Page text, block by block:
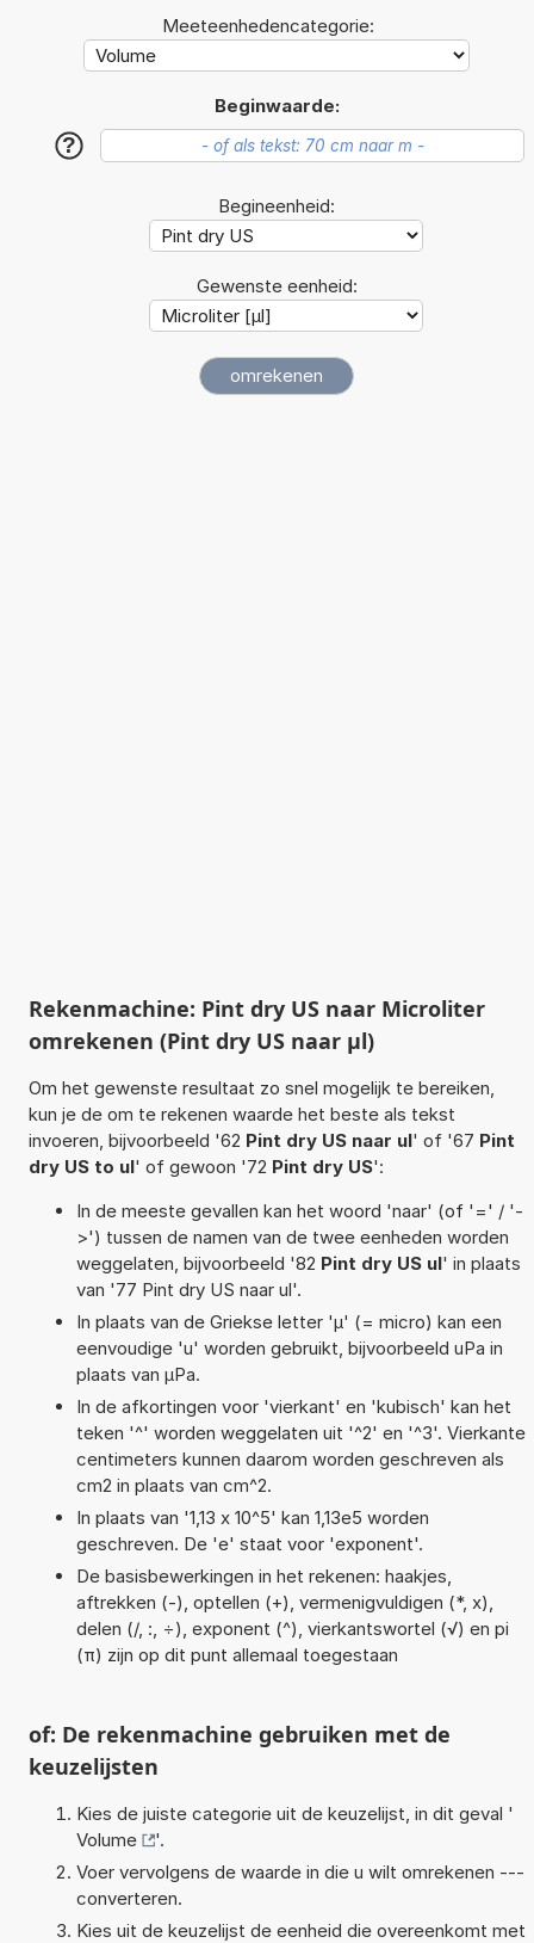
Meeteenhedencategorie:
Beginwaarde:
?
Begineenheid:
Gewenste eenheid:
Rekenmachine: Pint dry US naar Microliter
omrekenen (Pint dry US naar µl)
Om het gewenste resultaat zo snel mogelijk te bereiken,
kun je de om te rekenen waarde het beste als tekst
invoeren, bijvoorbeeld '62 Pint dry US naar ul' of '67 Pint
dry US to ul' of gewoon '72 Pint dry US':
In de meeste gevallen kan het woord 'naar' (of '=' / '-
>') tussen de namen van de twee eenheden worden
weggelaten, bijvoorbeeld '82 Pint dry US ul' in plaats
van '77 Pint dry US naar ul'.
In plaats van de Griekse letter 'µ' (= micro) kan een
eenvoudige 'u' worden gebruikt, bijvoorbeeld uPa in
plaats van µPa.
In de afkortingen voor 'vierkant' en 'kubisch' kan het
teken '^' worden weggelaten uit '^2' en '^3'. Vierkante
centimeters kunnen daarom worden geschreven als
cm2 in plaats van cm^2.
In plaats van '1,13 x 10^5' kan 1,13e5 worden
geschreven. De 'e' staat voor 'exponent'.
De basisbewerkingen in het rekenen: haakjes,
aftrekken (-), optellen (+), vermenigvuldigen (*, x),
delen (/, :, ÷), exponent (^), vierkantswortel (√) en pi
(π) zijn op dit punt allemaal toegestaan
of: De rekenmachine gebruiken met de
keuzelijsten
Kies de juiste categorie uit de keuzelijst, in dit geval '
Volume
'.
Voer vervolgens de waarde in die u wilt omrekenen ---
converteren.
Kies uit de keuzelijst de eenheid die overeenkomt met